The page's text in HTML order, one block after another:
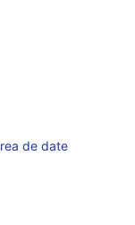
de date